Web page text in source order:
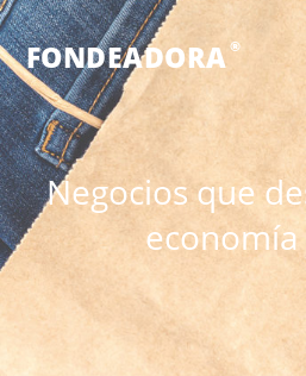
FONDEADORA ®
Negocios que
economía